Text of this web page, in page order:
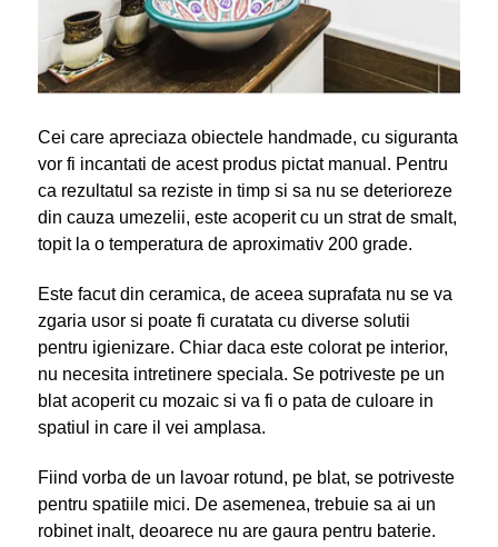
Cei care apreciaza obiectele handmade, cu siguranta
vor fi incantati de acest produs pictat manual. Pentru
ca rezultatul sa reziste in timp si sa nu se deterioreze
din cauza umezelii, este acoperit cu un strat de smalt,
topit la o temperatura de aproximativ 200 grade.
Este facut din ceramica, de aceea suprafata nu se va
zgaria usor si poate fi curatata cu diverse solutii
pentru igienizare. Chiar daca este colorat pe interior,
nu necesita intretinere speciala. Se potriveste pe un
blat acoperit cu mozaic si va fi o pata de culoare in
spatiul in care il vei amplasa.
Fiind vorba de un lavoar rotund, pe blat, se potriveste
pentru spatiile mici. De asemenea, trebuie sa ai un
robinet inalt, deoarece nu are gaura pentru baterie.